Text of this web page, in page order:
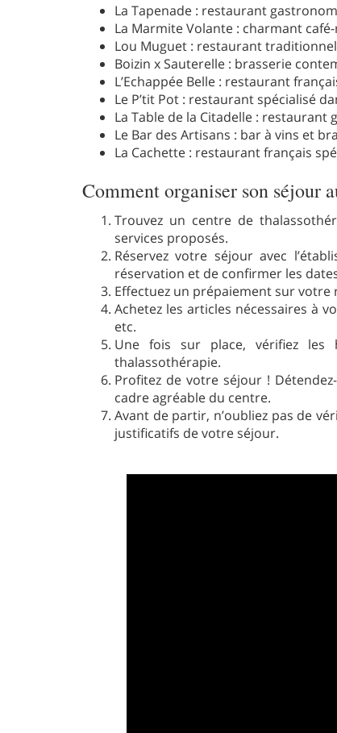
La Tapenade : restaurant
La Marmite Volante : charmant
Lou Muguet : restaurant
Boizin x Sauterelle : brasserie
L’Echappée Belle : restaurant
Le P’tit Pot : restaurant spécialisé
La Table de la Citadelle :
Le Bar des Artisans : bar à vins et
La Cachette : restaurant français
Comment organiser son séjour
Trouvez un centre de
services proposés.
Réservez votre séjour avec
réservation et de confirmer les
Effectuez un prépaiement sur
Achetez les articles nécessaires à
etc.
Une fois sur place, vérifiez
thalassothérapie.
Profitez de votre séjour !
cadre agréable du centre.
Avant de partir, n’oubliez pas de
justificatifs de votre séjour.